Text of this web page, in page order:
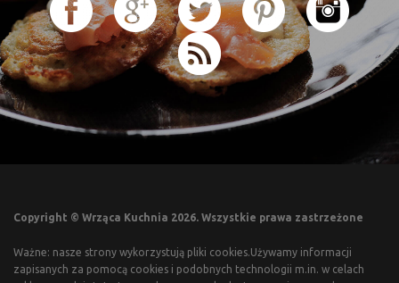
Copyright © Wrząca Kuchnia 2026. Wszystkie prawa zastrzeżone
Ważne: nasze strony wykorzystują pliki cookies.Używamy informacji
zapisanych za pomocą cookies i podobnych technologii m.in. w celach